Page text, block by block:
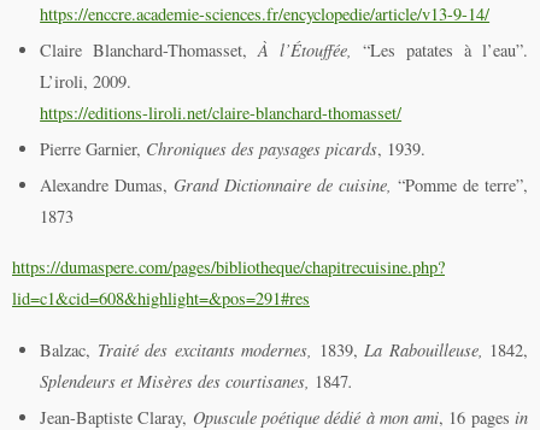
https://enccre.academie-sciences.fr/encyclopedie/article/v13-9-14/
Claire Blanchard-Thomasset,À l’Étouffée,
“Les patates à l’eau”.
L’iroli, 2009.
https://editions-liroli.net/claire-blanchard-thomasset/
Pierre Garnier, Chroniques des paysages picards, 1939.
Alexandre Dumas,Grand Dictionnaire de cuisine,“Pomme de terre”,
1873
https://dumaspere.com/pages/bibliotheque/chapitrecuisine.php?
lid=c1&cid=608&highlight=&pos=291#res
Balzac, Traité des excitants modernes, 1839, La Rabouilleuse, 1842,
Splendeurs et Misères des courtisanes, 1847.
Jean-Baptiste Claray, Opuscule poétique dédié à mon ami, 16 pages in